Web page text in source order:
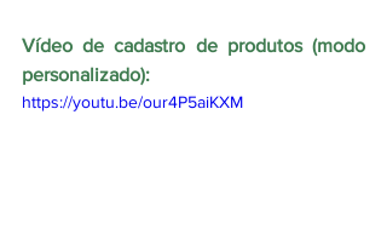
Vídeo de cadastro de produtos (modo
personalizado):
https://youtu.be/our4P5aiKXM